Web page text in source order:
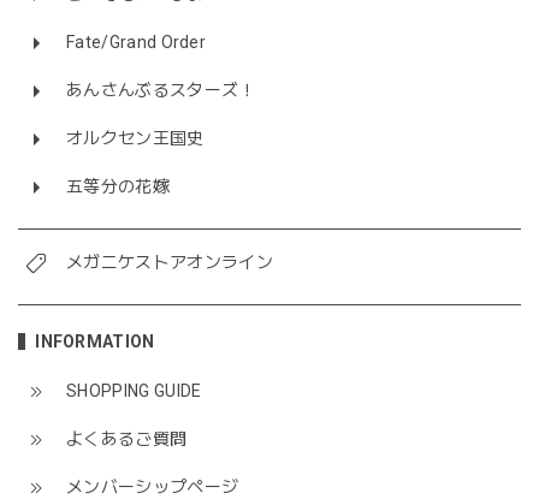
Fate/Grand Order
あんさんぶるスターズ！
オルクセン王国史
五等分の花嫁
メガニケストアオンライン
INFORMATION
SHOPPING GUIDE
よくあるご質問
メンバーシップページ